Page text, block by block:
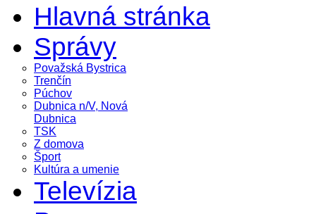
Hlavná stránka
Správy
Považská Bystrica
Trenčín
Púchov
Dubnica n/V, Nová
Dubnica
TSK
Z domova
Šport
Kultúra a umenie
Televízia